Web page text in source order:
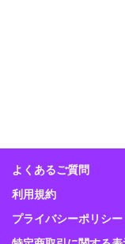
よくあるご質問
利用規約
プライバシーポリシー